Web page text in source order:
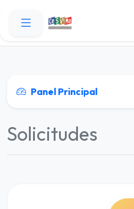
Panel Principal
Solicitudes